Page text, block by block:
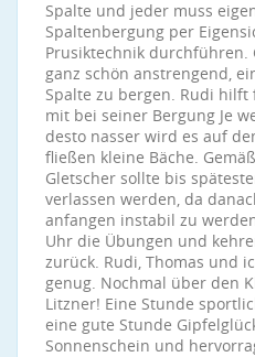
Spalte und jeder muss
Spaltenbergung per
Prusiktechnik durchführen.
ganz schön anstrengend,
Spalte zu bergen. Rudi
mit bei seiner Bergung Je
desto nasser wird es auf
fließen kleine Bäche.
Gletscher sollte bis
verlassen werden, da
anfangen instabil zu
Uhr die Übungen und
zurück. Rudi, Thomas und
genug. Nochmal über den
Litzner! Eine Stunde
eine gute Stunde
Sonnenschein und